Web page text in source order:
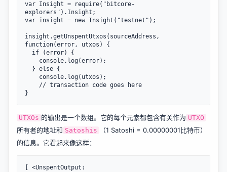
var Insight = require("bitcore-
explorers").Insight;
var insight = new Insight("testnet");
insight.getUnspentUtxos(sourceAddress,
function(error, utxos) {
UTXOs 的输出是一个数组。它的每个元素都包含有关作为 UTXO
所有者的地址和 Satoshis
（1 Satoshi = 0.00000001比特币）
的信息。它看起来像这样：
[ <UnspentOutput: